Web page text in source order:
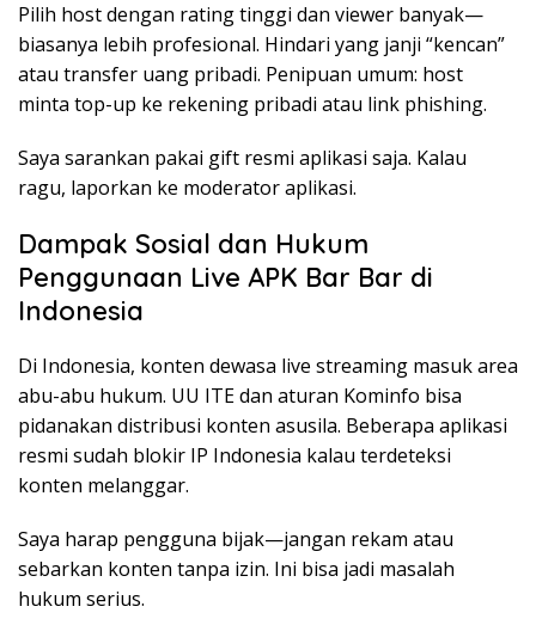
Pilih host dengan rating tinggi dan viewer banyak—
biasanya lebih profesional. Hindari yang janji “kencan”
atau transfer uang pribadi. Penipuan umum: host
minta top-up ke rekening pribadi atau link phishing.
Saya sarankan pakai gift resmi aplikasi saja. Kalau
ragu, laporkan ke moderator aplikasi.
Dampak Sosial dan Hukum
Penggunaan Live APK Bar Bar di
Indonesia
Di Indonesia, konten dewasa live streaming masuk area
abu-abu hukum. UU ITE dan aturan Kominfo bisa
pidanakan distribusi konten asusila. Beberapa aplikasi
resmi sudah blokir IP Indonesia kalau terdeteksi
konten melanggar.
Saya harap pengguna bijak—jangan rekam atau
sebarkan konten tanpa izin. Ini bisa jadi masalah
hukum serius.